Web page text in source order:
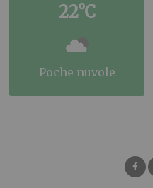
22°C
poche nuvole